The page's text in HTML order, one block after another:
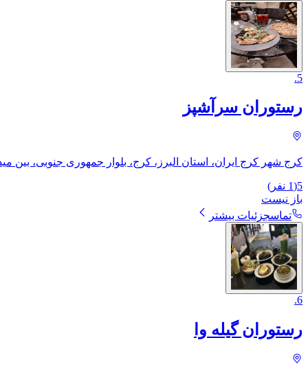
5
.
رستوران سرآشپز
کرج شهر کرج ایران، استان البرز، کرج، بلوار جمهوری جنوبی، بین
5
(
1 نفر)
باز نیست
تماسجزئیات بیشتر
6
.
رستوران گیله وا